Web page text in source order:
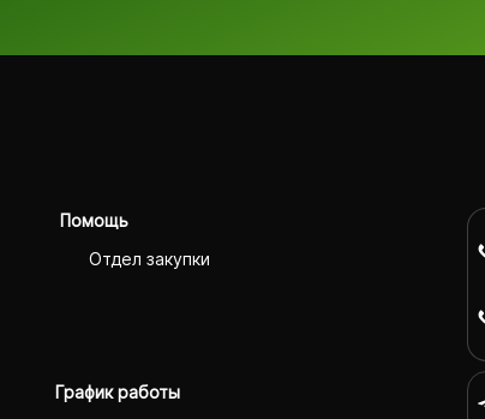
Помощь
Отдел закупки
График работы